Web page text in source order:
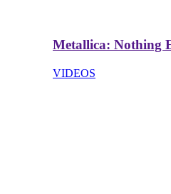
Metallica: Nothing
VIDEOS